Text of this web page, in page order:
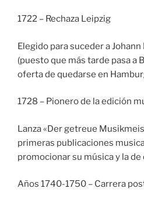
1722 – Rechaza Leipzig
Elegido para suceder a
(puesto que más tarde pasa a
oferta de quedarse en
1728 – Pionero de la edición
Lanza «Der getreue
primeras publicaciones
promocionar su música y la de
Años 1740-1750 – Carrera